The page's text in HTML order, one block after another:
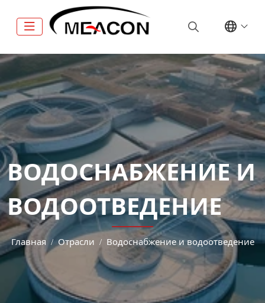
ВОДОСНАБЖЕНИЕ И
ВОДООТВЕДЕНИЕ
Главная Отрасли Водоснабжение и водоотведение